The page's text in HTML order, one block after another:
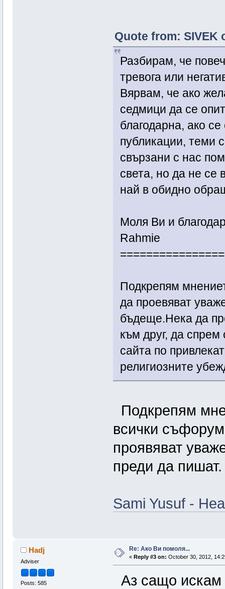
Quote from: SIVEK
Разбирам, че
тревога или
Вярвам, че ако
седмици да се
благодарна, ако
публикации, теми
свързани с нас
света, но да не се
най в обидно
Моля Ви и
Rahmie
Подкрепям
да проевяват
бъдеще.Нека да
към друг, да
сайта по
религиозните
Подкрепям
всички
проявяват
преди да пишат.
Sami Yusuf -
Hadj
Adviser
Posts: 585
Re: Ако Ви помоля...
« Reply #3 on: October 30, 2012,
Аз сащо